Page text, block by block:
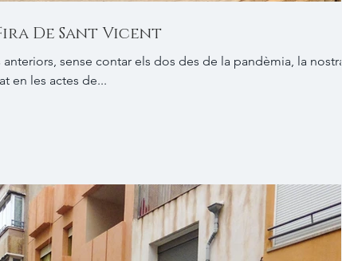
De Sant Vicent
sense contar els dos des de la pandèmia, la nostra
en les actes de...